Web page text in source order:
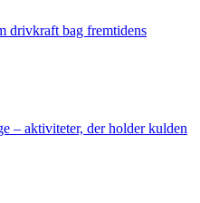
drivkraft bag fremtidens
– aktiviteter, der holder kulden